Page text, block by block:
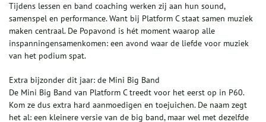
Tijdens lessen en band coaching werken zij aan hun sound,
samenspel en performance. Want bij Platform C staat samen muziek
maken centraal. De Popavond is hét moment waarop alle
inspanningensamenkomen: een avond waar de liefde voor muziek
van het podium spat.
Extra bijzonder dit jaar: de Mini Big Band
De Mini Big Band van Platform C treedt voor het eerst op in P60.
Kom ze dus extra hard aanmoedigen en toejuichen. De naam zegt
het al: een kleinere versie van de big band, maar wel met dezelfde